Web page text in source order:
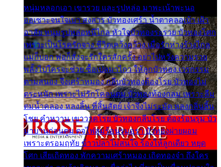
หนุ่มหลอกเอา เขารวย และรูปหล่อ มาพะเน้าพะนอ
ออเซาะจนใจเบา สงสาร บัวทองเศร้า น้ำตาคลอเบ้า เฝ้า
อาลัย หนุ่มรูปหล่อหนีไกล หัวใจบัวทองระรวย บัวทองโศก
เพราะเป็นโรครักจาง ชีวิตเคว้งคว้าง เมื่อรักห่างร้างไกล
แม่ก็บอก พ่อก็สั่งจะรักใครสักครั้ง อย่าไปหวังความรวย
พลั้งไปใครจะช่วย ซื้อเปลมาไกว ให้ลูกบัวทอง เวรกรรม
ตามสนอง จึงเศร้าหมอง กลีบบัวทองต้องโรย บัวทองไม่
ตระหนัก เพราะไม่รักโคลนตม บัวทองท้องกลม เพราะลืม
ตมน้ำคลอง หลงลิ้น ที่สิ้นสัตย์ เจ้าจึงไม่ระมัด หลงกลิ่นลิ้น
โชย คำหวาน เขาวาดโรย บัวทองกลีบโรย ต้องร้อนรุม บัว
มาบานก่อนตูม ดุจไฟสุมร้อนรุมอุรา บัวทองผ่ายผอม
เพราะตรอมฤทัย ข้าวปลาไม่สนใจ ร้องไห้ลูกเดียว หยุด
โศก เสียเถิดทอง พักความเศร้าหมอง เถิดทองจ๋า ถึงใคร